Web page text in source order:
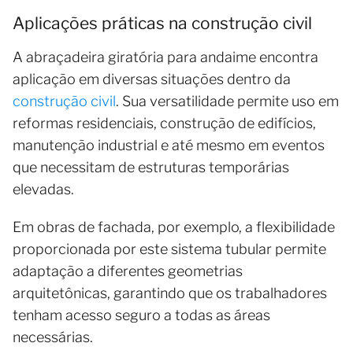
Aplicações práticas na construção civil
A abraçadeira giratória para andaime encontra
aplicação em diversas situações dentro da
construção civil. Sua versatilidade permite uso em
reformas residenciais, construção de edifícios,
manutenção industrial e até mesmo em eventos
que necessitam de estruturas temporárias
elevadas.
Em obras de fachada, por exemplo, a flexibilidade
proporcionada por este sistema tubular permite
adaptação a diferentes geometrias
arquitetônicas, garantindo que os trabalhadores
tenham acesso seguro a todas as áreas
necessárias.